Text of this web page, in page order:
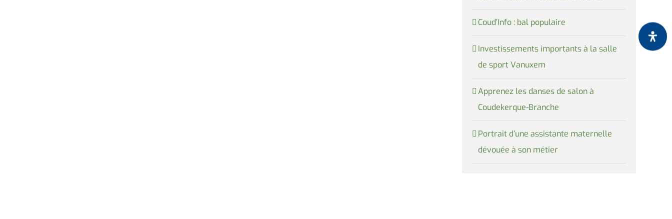
Coud’Info : bal populaire
Investissements importants à la salle
de sport Vanuxem
Apprenez les danses de salon à
Coudekerque-Branche
Portrait d’une assistante maternelle
dévouée à son métier